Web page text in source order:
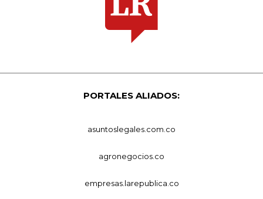
PORTALES ALIADOS:
asuntoslegales.com.co
agronegocios.co
empresas.larepublica.co